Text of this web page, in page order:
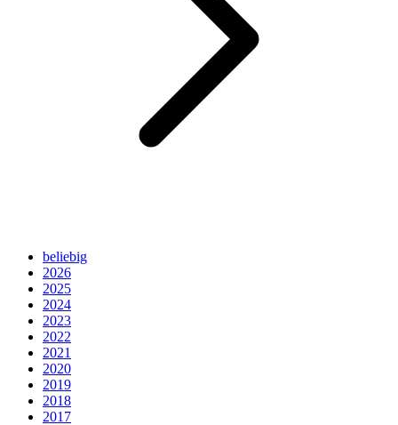
beliebig
2026
2025
2024
2023
2022
2021
2020
2019
2018
2017